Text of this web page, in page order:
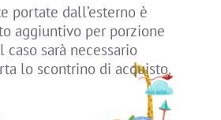
portate dall’esterno è
aggiuntivo per porzione
caso sarà necessario
lo scontrino di acquisto.